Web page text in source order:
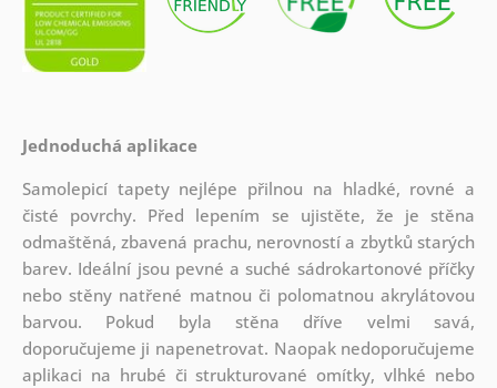
Jednoduchá aplikace
Samolepicí tapety nejlépe přilnou na hladké, rovné a
čisté povrchy. Před lepením se ujistěte, že je stěna
odmaštěná, zbavená prachu, nerovností a zbytků starých
barev. Ideální jsou pevné a suché sádrokartonové příčky
nebo stěny natřené matnou či polomatnou akrylátovou
barvou. Pokud byla stěna dříve velmi savá,
doporučujeme ji napenetrovat. Naopak nedoporučujeme
aplikaci na hrubé či strukturované omítky, vlhké nebo